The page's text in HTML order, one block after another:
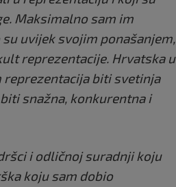
Maksimalno sam im
uvijek svojim ponašanjem,
reprezentacije. Hrvatska u
reprezentacija biti svetinja
snažna, konkurentna i
i odličnoj suradnji koju
koju sam dobio